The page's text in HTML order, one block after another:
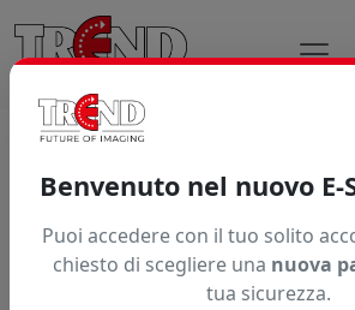
LAME MIMAKI
Benvenuto nel nuovo E-
Puoi accedere con il tuo solito
chiesto di scegliere una nuova
tua sicurezza.